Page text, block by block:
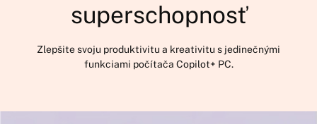
superschopnosť
Zlepšite svoju produktivitu a kreativitu s jedinečnými
funkciami počítača Copilot+ PC.